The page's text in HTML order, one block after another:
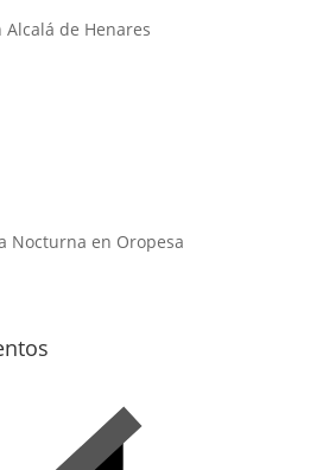
de Henares
Nocturna en Oropesa